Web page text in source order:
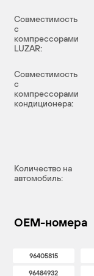
Совместимость
с
компрессорами
LUZAR:
Совместимость
с
компрессорами
кондиционера:
Количество на
автомобиль:
OEM-номера
96405815
96484932